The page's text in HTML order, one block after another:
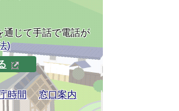
通じて手話で電話が
)
時間 窓口案内